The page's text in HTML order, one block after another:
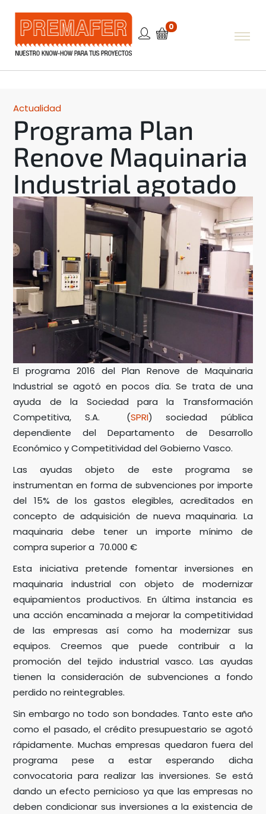
0
Actualidad
Programa Plan
Renove Maquinaria
Industrial agotado
El programa 2016 del Plan Renove de Maquinaria
Industrial se agotó en pocos día. Se trata de una
ayuda de la Sociedad para la Transformación
Competitiva, S.A. (SPRI) sociedad pública
dependiente del Departamento de Desarrollo
Económico y Competitividad del Gobierno Vasco.
Las ayudas objeto de este programa se
instrumentan en forma de subvenciones por importe
del 15% de los gastos elegibles, acreditados en
concepto de adquisición de nueva maquinaria. La
maquinaria debe tener un importe mínimo de
compra superior a 70.000 €
Esta iniciativa pretende fomentar inversiones en
maquinaria industrial con objeto de modernizar
equipamientos productivos. En última instancia es
una acción encaminada a mejorar la competitividad
de las empresas así como ha modernizar sus
equipos. Creemos que puede contribuir a la
promoción del tejido industrial vasco. Las ayudas
tienen la consideración de subvenciones a fondo
perdido no reintegrables.
Sin embargo no todo son bondades. Tanto este año
como el pasado, el crédito presupuestario se agotó
rápidamente. Muchas empresas quedaron fuera del
programa pese a estar esperando dicha
convocatoria para realizar las inversiones. Se está
dando un efecto pernicioso ya que las empresas no
deben condicionar sus inversiones a la existencia de